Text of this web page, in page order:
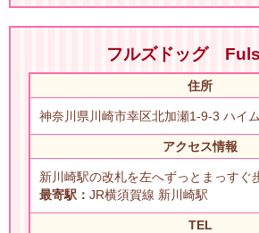
フルズドッグ
住所
神奈川県川崎市幸区北加瀬1-9-3 ハイ
アクセス情報
新川崎駅の改札を左へずっとまっすぐ
最寄駅： JR横須賀線 新川崎駅
TEL